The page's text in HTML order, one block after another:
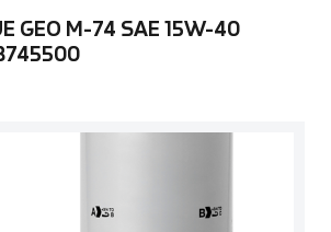
GEO M-74 SAE 15W-40